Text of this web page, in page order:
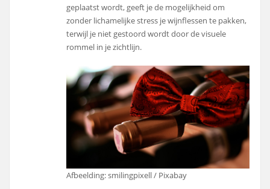
geplaatst wordt, geeft je de mogelijkheid om
zonder lichamelijke stress je wijnflessen te pakken,
terwijl je niet gestoord wordt door de visuele
rommel in je zichtlijn.
Afbeelding: smilingpixell / Pixabay